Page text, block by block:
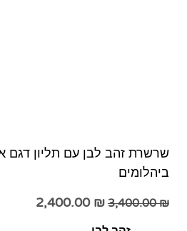
שרשרת זהב לבן עם תליון דגם
ביהלומים
3,400.00₪
2,400.00 ₪